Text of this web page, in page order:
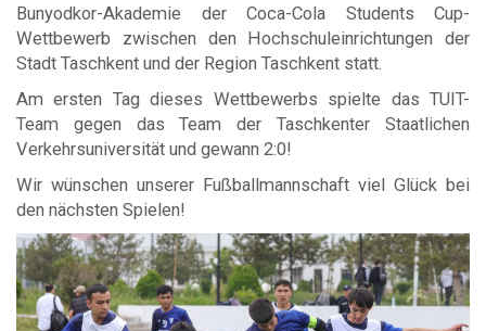
Bunyodkor-Akademie der Coca-Cola Students Cup-
Wettbewerb zwischen den Hochschuleinrichtungen der
Stadt Taschkent und der Region Taschkent statt.
Am ersten Tag dieses Wettbewerbs spielte das TUIT-
Team gegen das Team der Taschkenter Staatlichen
Verkehrsuniversität und gewann 2:0!
Wir wünschen unserer Fußballmannschaft viel Glück bei
den nächsten Spielen!